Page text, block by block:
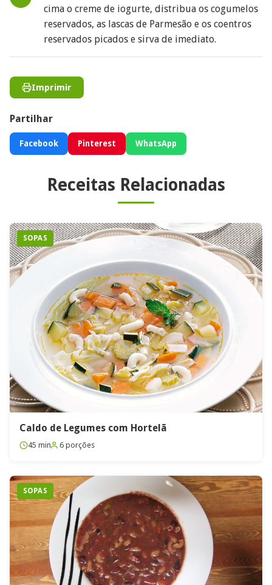
cima o creme de iogurte, distribua os cogumelos
reservados, as lascas de Parmesão e os coentros
reservados picados e sirva de imediato.
Imprimir
Partilhar
Facebook Pinterest WhatsApp
Receitas Relacionadas
SOPAS
Caldo de Legumes com Hortelã
45 min 6 porções
SOPAS